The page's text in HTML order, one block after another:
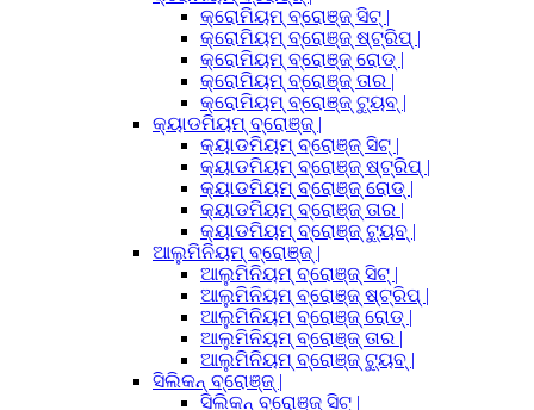
କ୍ରୋମିୟମ୍ ବ୍ରୋଞ୍ଜ୍ ସିଟ୍ |
କ୍ରୋମିୟମ୍ ବ୍ରୋଞ୍ଜ୍ ଷ୍ଟ୍ରିପ୍ |
କ୍ରୋମିୟମ୍ ବ୍ରୋଞ୍ଜ୍ ରୋଡ୍ |
କ୍ରୋମିୟମ୍ ବ୍ରୋଞ୍ଜ୍ ତାର |
କ୍ରୋମିୟମ୍ ବ୍ରୋଞ୍ଜ୍ ଟ୍ୟୁବ୍ |
କ୍ୟାଡମିୟମ୍ ବ୍ରୋଞ୍ଜ୍ |
କ୍ୟାଡମିୟମ୍ ବ୍ରୋଞ୍ଜ୍ ସିଟ୍ |
କ୍ୟାଡମିୟମ୍ ବ୍ରୋଞ୍ଜ୍ ଷ୍ଟ୍ରିପ୍ |
କ୍ୟାଡମିୟମ୍ ବ୍ରୋଞ୍ଜ୍ ରୋଡ୍ |
କ୍ୟାଡମିୟମ୍ ବ୍ରୋଞ୍ଜ୍ ତାର |
କ୍ୟାଡମିୟମ୍ ବ୍ରୋଞ୍ଜ୍ ଟ୍ୟୁବ୍ |
ଆଲୁମିନିୟମ୍ ବ୍ରୋଞ୍ଜ୍ |
ଆଲୁମିନିୟମ୍ ବ୍ରୋଞ୍ଜ୍ ସିଟ୍ |
ଆଲୁମିନିୟମ୍ ବ୍ରୋଞ୍ଜ୍ ଷ୍ଟ୍ରିପ୍ |
ଆଲୁମିନିୟମ୍ ବ୍ରୋଞ୍ଜ୍ ରୋଡ୍ |
ଆଲୁମିନିୟମ୍ ବ୍ରୋଞ୍ଜ୍ ତାର |
ଆଲୁମିନିୟମ୍ ବ୍ରୋଞ୍ଜ୍ ଟ୍ୟୁବ୍ |
ସିଲିକନ୍ ବ୍ରୋଞ୍ଜ୍ |
ସିଲିକନ୍ ବ୍ରୋଞ୍ଜ୍ ସିଟ୍ |